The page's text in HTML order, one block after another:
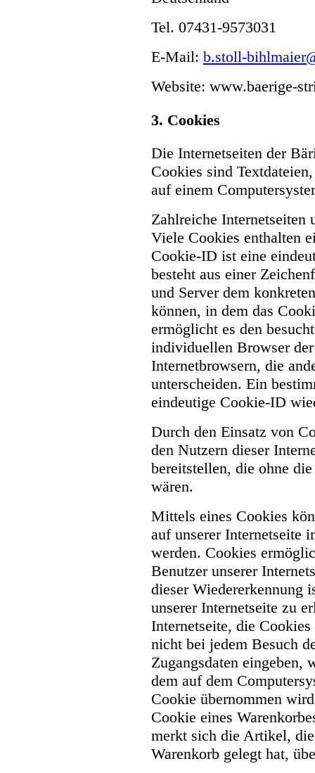
Tel. 07431-9573031
E-Mail: b.stoll-
Website: www.baerige-
3. Cookies
Die Internetseiten der
Cookies sind
auf einem
Zahlreiche Internetseiten
Viele Cookies enthalten
Cookie-ID ist eine
besteht aus einer
und Server dem
können, in dem das
ermöglicht es den
individuellen Browser
Internetbrowsern, die
unterscheiden. Ein
eindeutige Cookie-ID
Durch den Einsatz von
den Nutzern dieser
bereitstellen, die ohne
wären.
Mittels eines Cookies
auf unserer Internetseite
werden. Cookies
Benutzer unserer
dieser Wiedererkennung
unserer Internetseite zu
Internetseite, die
nicht bei jedem Besuch
Zugangsdaten eingeben,
dem auf dem
Cookie übernommen
Cookie eines
merkt sich die Artikel,
Warenkorb gelegt hat,